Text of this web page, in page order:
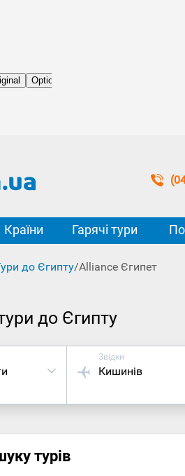
Країни Гарячі тури
до Єгипту/Alliance Єгипет
до Єгипту
Звідки
Кишинів
турів